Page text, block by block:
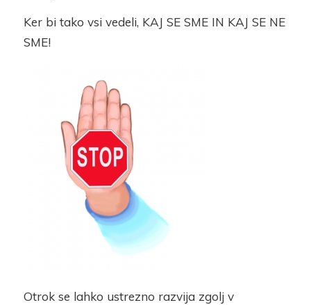
Ker bi tako vsi vedeli, KAJ SE SME IN KAJ SE NE
SME!
Otrok se lahko ustrezno razvija zgolj v